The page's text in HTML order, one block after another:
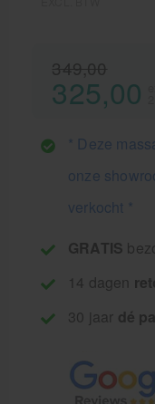
349,00
325,00
* Deze
onze
verkocht *
GRATIS
14 dagen
30 jaar dé